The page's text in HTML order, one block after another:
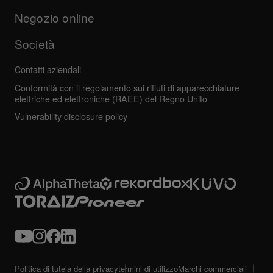
Assistenza, riparazione, garanzia
Negozio online
Società
Contatti aziendali
Conformità con il regolamento sui rifiuti di apparecchiature
elettriche ed elettroniche (RAEE) del Regno Unito
Vulnerability disclosure policy
Politica di tutela della privacytermini di utilizzoMarchi commerciali